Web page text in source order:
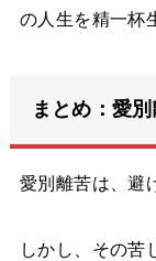
の人生を精一杯
まとめ：愛
愛別離苦は、避
しかし、その苦